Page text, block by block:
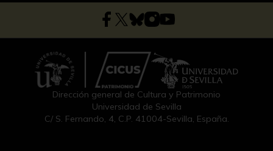
Dirección general de Cultura y Patrimonio
Universidad de Sevilla
C/ S. Fernando, 4, C.P. 41004-Sevilla, España.